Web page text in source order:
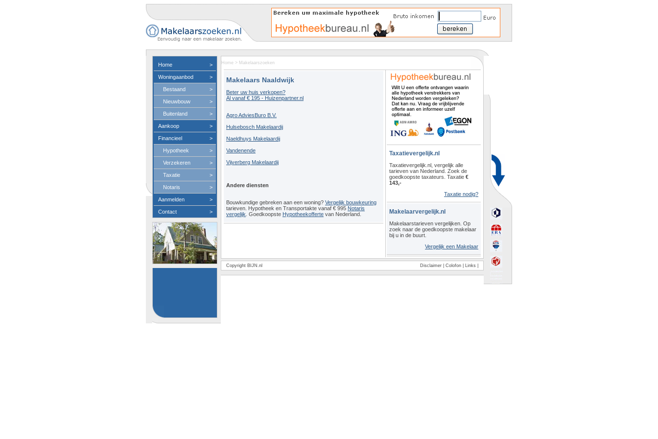
Home >
Woningaanbod >
Bestaand >
Nieuwbouw >
Buitenland >
Aankoop >
Financieel >
Hypotheek >
Verzekeren >
Taxatie >
Notaris >
Aanmelden >
Contact >
Home > Makelaarszoeken
Makelaars Naaldwijk
Beter uw huis verkopen?
Al vanaf € 195 - Huizenpartner.nl
Agro AdviesBuro B.V.
Hulsebosch Makelaardij
Naeldhuys Makelaardij
Vandenende
Vijverberg Makelaardij
Andere diensten
Bouwkundige gebreken aan een woning? Vergelijk bouwkeuring
tarieven. Hypotheek en Transportakte vanaf € 995 Notaris
vergelijk . Goedkoopste Hypotheekofferte van Nederland.
Taxatievergelijk.nl
Taxatievergelijk.nl, vergelijk alle
tarieven van Nederland. Zoek de
goedkoopste taxateurs. Taxatie €
143,-
Taxatie nodig?
Makelaarvergelijk.nl
Makelaarstarieven vergelijken. Op
zoek naar de goedkoopste makelaar
bij u in de buurt.
Vergelijk een Makelaar
Copyright BIJN.nl Disclaimer Colofon Links